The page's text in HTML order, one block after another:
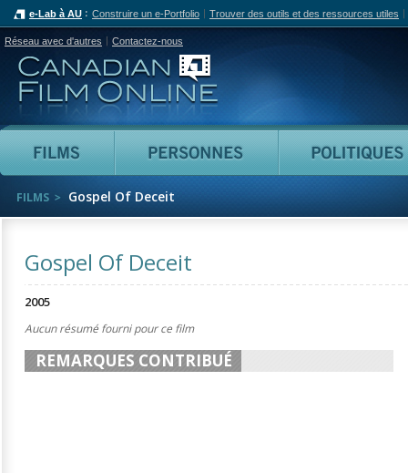
e-Lab à AU Construire un e-Portfolio Trouver des outils et des ressources utiles
Réseau avec d'autres Contactez-nous
Canadian Film Online
Films Personnes
FILMS Gospel Of Deceit
Gospel Of Deceit
2005
Aucun résumé fourni pour ce film
REMARQUES CONTRIBUÉ